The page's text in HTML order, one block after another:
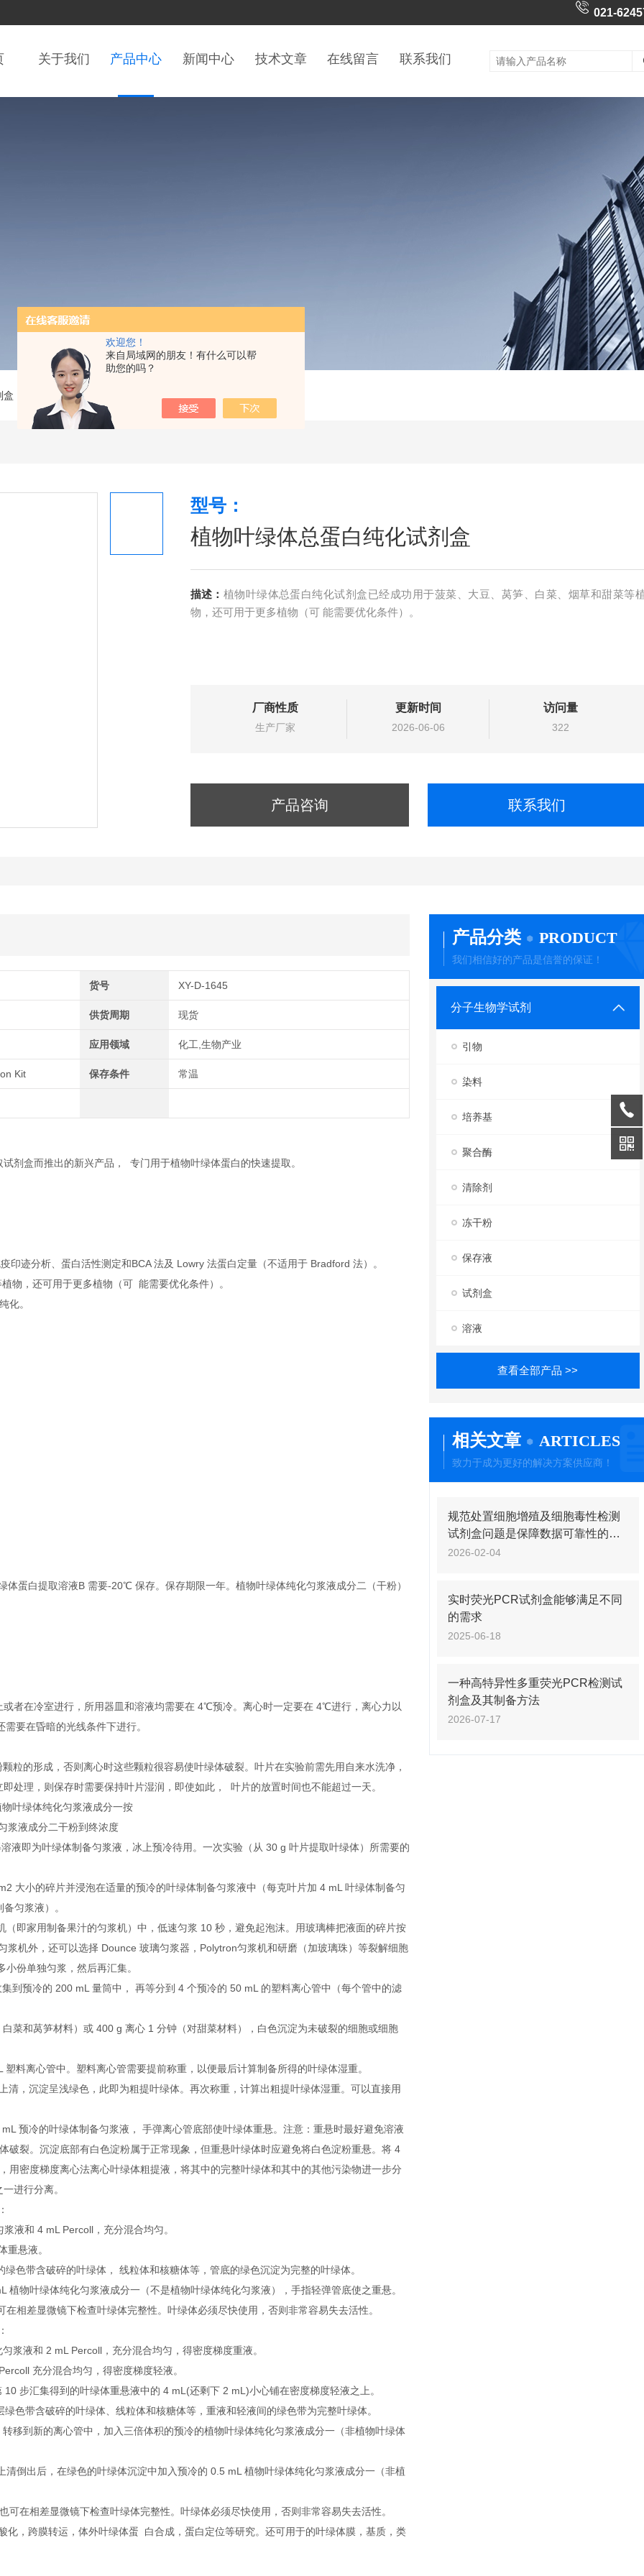
欢迎您！
来自局域网的朋友！有什么可以帮
助您的吗？
021-
关于我们 产品中心 新闻中心 技术文章 在线留言 联系我们
盒 植物叶绿体总蛋白纯化试剂盒
型号：
植物叶绿体总蛋白纯化试剂盒
描述： 植物叶绿体总蛋白纯化试剂盒已经成功用于菠菜、大豆、莴笋、白菜、烟草和甜菜等
物，还可用于更多植物（可 能需要优化条件）。
厂商性质
生产厂家
更新时间
2026-06-06
访问量
322
产品咨询 联系我们
货号 XY-D-1645
供货周期 现货
应用领域 化工,生物产业
Kit 保存条件 常温
剂盒而推出的新兴产品， 专门用于植物叶绿体蛋白的快速提取。
印迹分析、蛋白活性测定和BCA 法及 Lowry 法蛋白定量（不适用于 Bradford 法）。
物，还可用于更多植物（可 能需要优化条件）。
化。
蛋白提取溶液B 需要-20℃ 保存。保存期限一年。植物叶绿体纯化匀浆液成分二（干粉）
者在冷室进行，所用器皿和溶液均需要在 4℃预冷。离心时一定要在 4℃进行，离心力以
要在昏暗的光线条件下进行。
粒的形成，否则离心时这些颗粒很容易使叶绿体破裂。叶片在实验前需先用自来水洗净，
处理，则保存时需要保持叶片湿润，即使如此， 叶片的放置时间也不能超过一天。
叶绿体纯化匀浆液成分一按
浆液成分二干粉到终浓度
液即为叶绿体制备匀浆液，冰上预冷待用。一次实验（从 30 g 叶片提取叶绿体）所需要的
大小的碎片并浸泡在适量的预冷的叶绿体制备匀浆液中（每克叶片加 4 mL 叶绿体制备匀
匀浆液）。
即家用制备果汁的匀浆机）中，低速匀浆 10 秒，避免起泡沫。用玻璃棒把液面的碎片按
机外，还可以选择 Dounce 玻璃匀浆器，Polytron匀浆机和研磨（加玻璃珠）等裂解细胞
份单独匀浆，然后再汇集。
到预冷的 200 mL 量筒中， 再等分到 4 个预冷的 50 mL 的塑料离心管中（每个管中的滤
菜和莴笋材料）或 400 g 离心 1 分钟（对甜菜材料），白色沉淀为未破裂的细胞或细胞
料离心管中。塑料离心管需要提前称重，以便最后计算制备所得的叶绿体湿重。
，沉淀呈浅绿色，此即为粗提叶绿体。再次称重，计算出粗提叶绿体湿重。可以直接用
预冷的叶绿体制备匀浆液， 手弹离心管底部使叶绿体重悬。注意：重悬时最好避免溶液
裂。沉淀底部有白色淀粉属于正常现象，但重悬叶绿体时应避免将白色淀粉重悬。将 4
用密度梯度离心法离心叶绿体粗提液，将其中的完整叶绿体和其中的其他污染物进一步分
进行分离。
液和 4 mL Percoll，充分混合均匀。
悬液。
色带含破碎的叶绿体， 线粒体和核糖体等，管底的绿色沉淀为完整的叶绿体。
物叶绿体纯化匀浆液成分一（不是植物叶绿体纯化匀浆液），手指轻弹管底使之重悬。
相差显微镜下检查叶绿体完整性。叶绿体必须尽快使用，否则非常容易失去活性。
浆液和 2 mL Percoll，充分混合均匀，得密度梯度重液。
充分混合均匀，得密度梯度轻液。
步汇集得到的叶绿体重悬液中的 4 mL(还剩下 2 mL)小心铺在密度梯度轻液之上。
色带含破碎的叶绿体、线粒体和核糖体等，重液和轻液间的绿色带为完整叶绿体。
移到新的离心管中，加入三倍体积的预冷的植物叶绿体纯化匀浆液成分一（非植物叶绿体
倒出后，在绿色的叶绿体沉淀中加入预冷的 0.5 mL 植物叶绿体纯化匀浆液成分一（非植
在相差显微镜下检查叶绿体完整性。叶绿体必须尽快使用，否则非常容易失去活性。
化，跨膜转运，体外叶绿体蛋 白合成，蛋白定位等研究。还可用于的叶绿体膜，基质，类
产品分类 PRODUCT
我们相信好的产品是信誉的保证！
分子生物学试剂
引物
染料
培养基
聚合酶
清除剂
冻干粉
保存液
试剂盒
溶液
查看全部产品 >>
相关文章 ARTICLES
致力于成为更好的解决方案供应商！
规范处置细胞增殖及细胞毒性检测
试剂盒问题是保障数据可靠性的关
键
2026-02-04
实时荧光PCR试剂盒能够满足不同
的需求
2025-06-18
一种高特异性多重荧光PCR检测试
剂盒及其制备方法
2026-07-17